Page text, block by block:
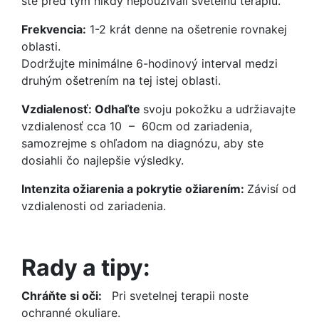
Frekvencia: 1-2 krát denne na ošetrenie rovnakej
oblasti.
Dodržujte minimálne 6-hodinový interval medzi
druhým ošetrením na tej istej oblasti.
Vzdialenosť: Odhaľte svoju pokožku a udržiavajte
vzdialenosť cca 10 – 60cm od zariadenia,
samozrejme s ohľadom na diagnózu, aby ste
dosiahli čo najlepšie výsledky.
Intenzita ožiarenia a pokrytie ožiarením: Závisí od
vzdialenosti od zariadenia.
Rady a tipy:
Chráňte si oči:
Pri svetelnej terapii noste
ochranné okuliare.